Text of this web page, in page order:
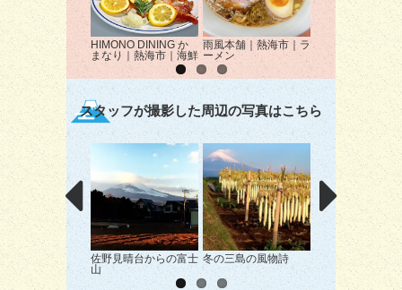
HIMONO DINING か
まなり｜熱海市｜海鮮
雨風本舗｜熱海市｜ラ
ーメン
麺処 七転八起｜
市｜ラーメン
スタッフが撮影した周辺の写真はこちら
佐野見晴台からの富士
山
冬の三島の風物詩 梅と富士山